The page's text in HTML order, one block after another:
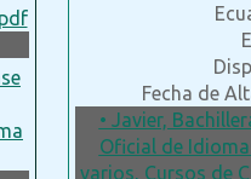
Fecha de
• Javier,
Oficial de
varios, Cursos de